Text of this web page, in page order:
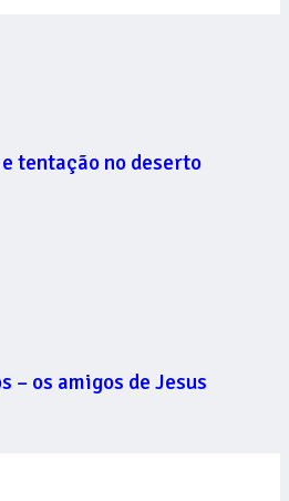
tentação no deserto
– os amigos de Jesus